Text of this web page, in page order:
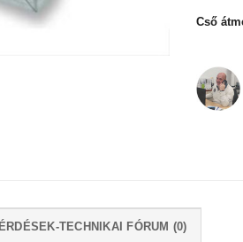
Cső
TECHNIKAI FÓRUM (0)